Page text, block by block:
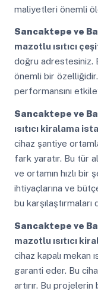
maliyetleri önemli
Sancaktepe ve
mazotlu ısıtıcı
doğru adrestesiniz.
önemli bir özelliğidir.
performansını
Sancaktepe ve
ısıtıcı kiralama
cihaz şantiye
fark yaratır. Bu tür
ve ortamın hızlı bir
ihtiyaçlarına ve
bu
Sancaktepe ve
mazotlu ısıtıcı
cihaz kapalı mekan
garanti eder. Bu
artırır. Bu